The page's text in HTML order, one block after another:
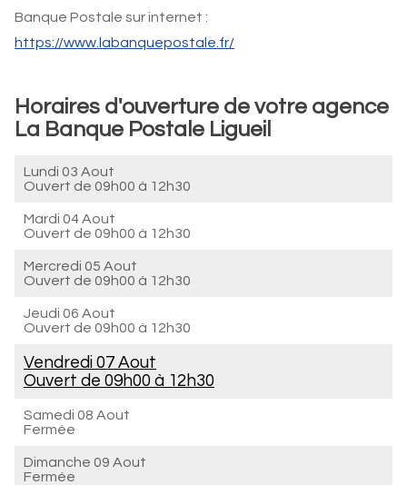
Banque Postale sur internet :
https://www.labanquepostale.fr/
Horaires d'ouverture de votre agence
La Banque Postale Ligueil
Lundi 03 Aout
Ouvert de 09h00 à 12h30
Mardi 04 Aout
Ouvert de 09h00 à 12h30
Mercredi 05 Aout
Ouvert de 09h00 à 12h30
Jeudi 06 Aout
Ouvert de 09h00 à 12h30
Vendredi 07 Aout
Ouvert de 09h00 à 12h30
Samedi 08 Aout
Fermée
Dimanche 09 Aout
Fermée